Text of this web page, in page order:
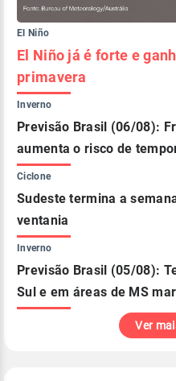
El Niño
El Niño já é forte e
primavera
Inverno
Previsão Brasil (06/08):
aumenta o risco de
Ciclone
Sudeste termina a
ventania
Inverno
Previsão Brasil (05/08):
Sul e em áreas de MS
Ver